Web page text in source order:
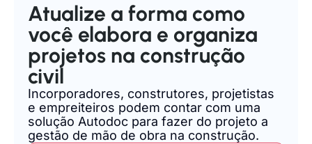
Atualize a forma como
você elabora e organiza
projetos na construção
civil
Incorporadores, construtores, projetistas
e empreiteiros podem contar com uma
solução Autodoc para fazer do projeto a
gestão de mão de obra na construção.